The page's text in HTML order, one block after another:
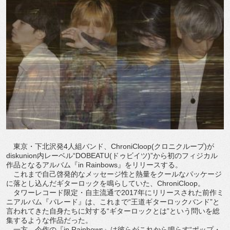
東京・下北沢発4人組バンド、ChroniCloop(クロニクループ)が
diskunion内レーベル“DOBEATU(ドゥビイツ)”から初のフィジカル
作品となるアルバム『in Rainbows』をリリースする。
これまで自己啓発的なメッセージ性と熱量をクールなパッケージ
に落とし込んだギターロックを鳴らしていた、ChroniCloop。
タワーレコード限定・自主流通で2017年にリリースされた前作ミ
ニアルバム『パレード』は、これまで“王道ギターロックバンド”と
言われてきた自身たちに対する“ギターロックとは”という問いを総
集するような作品だった。